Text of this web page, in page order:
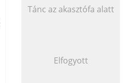
Tánc az akasztófa alatt
Elfogyott